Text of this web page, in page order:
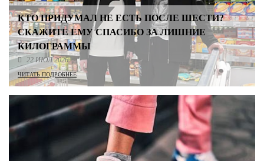
КТО ПРИДУМАЛ НЕ ЕСТЬ ПОСЛЕ ШЕСТИ?
СКАЖИТЕ ЕМУ СПАСИБО ЗА ЛИШНИЕ
КИЛОГРАММЫ
22 ИЮЛ 2026
ЧИТАТЬ ПОДРОБНЕЕ